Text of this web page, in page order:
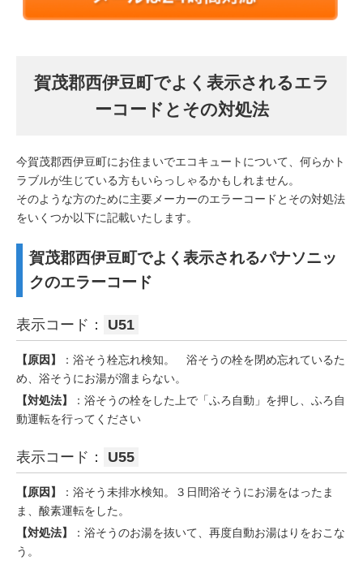
賀茂郡西伊豆町でよく表示されるエラ
ーコードとその対処法
今賀茂郡西伊豆町にお住まいでエコキュートについて、何らかト
ラブルが生じている方もいらっしゃるかもしれません。
そのような方のために主要メーカーのエラーコードとその対処法
をいくつか以下に記載いたします。
賀茂郡西伊豆町でよく表示されるパナソニッ
クのエラーコード
表示コード： U51
【原因】
：浴そう栓忘れ検知。 浴そうの栓を閉め忘れているた
め、浴そうにお湯が溜まらない。
【対処法】
：浴そうの栓をした上で「ふろ自動」を押し、ふろ自
動運転を行ってください
表示コード： U55
【原因】
：浴そう未排水検知。３日間浴そうにお湯をはったま
ま、酸素運転をした。
【対処法】
：浴そうのお湯を抜いて、再度自動お湯はりをおこな
う。